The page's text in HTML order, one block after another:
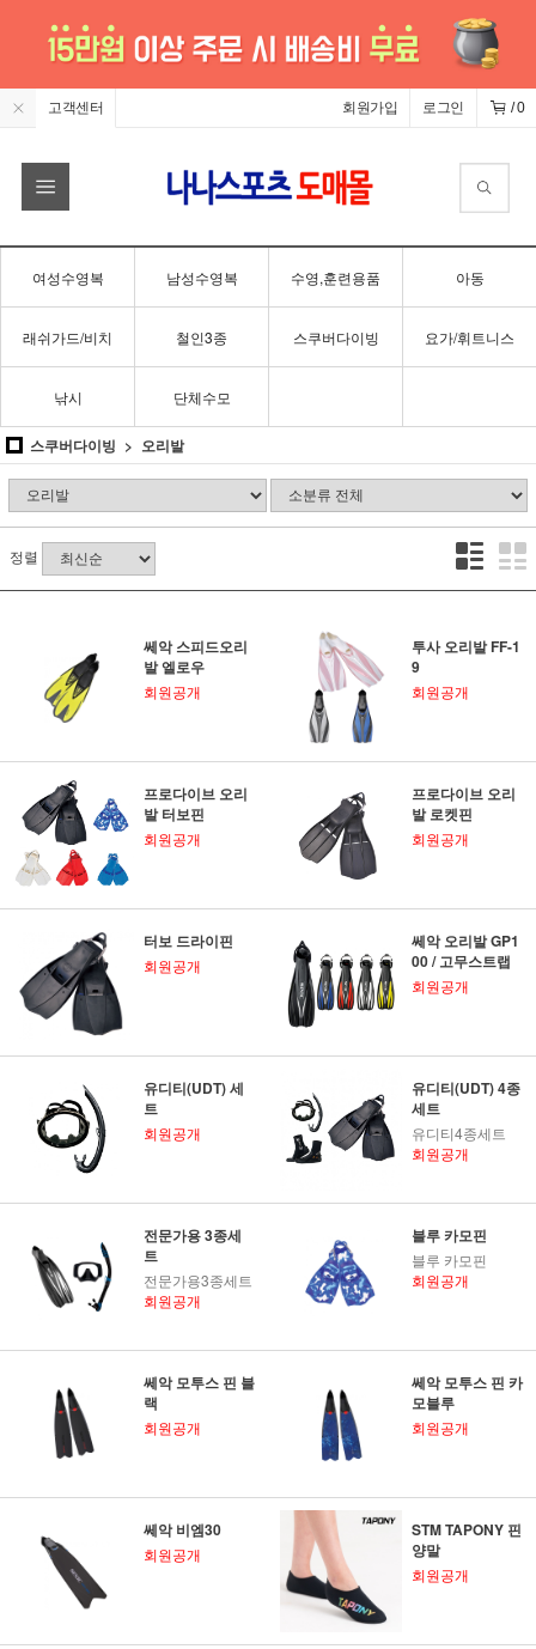
고객센터 /0
로그인
회원가입
여성수영복 남성수영복 수영,훈련용품 아동
래쉬가드/비치 철인3종 스쿠버다이빙 요가/휘트니스
낚시 단체수모
스쿠버다이빙 오리발
정렬
쎄악 스피드오리
발 엘로우
회원공개
투사 오리발 FF-1
9
회원공개
프로다이브 오리
발 터보핀
회원공개
프로다이브 오리
발 로켓핀
회원공개
터보 드라이핀
회원공개
쎄악 오리발 GP1
00 / 고무스트랩
회원공개
유디티(UDT) 세
트
회원공개
유디티(UDT) 4종
세트
유디티4종세트
회원공개
전문가용 3종세
트
전문가용3종세트
회원공개
블루 카모핀
블루 카모핀
회원공개
쎄악 모투스 핀 블
랙
회원공개
쎄악 모투스 핀 카
모블루
회원공개
쎄악 비엠30
회원공개
STM TAPONY 핀
양말
회원공개